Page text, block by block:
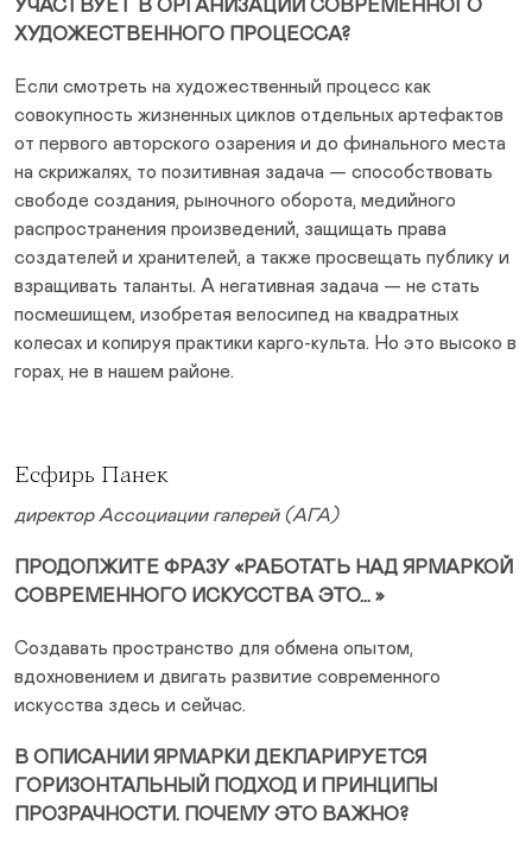
УЧАСТВУЕТ В ОРГАНИЗАЦИИ СОВРЕМЕННОГО
ХУДОЖЕСТВЕННОГО ПРОЦЕССА?
Если смотреть на художественный процесс как
совокупность жизненных циклов отдельных артефактов
от первого авторского озарения и до финального места
на скрижалях, то позитивная задача — способствовать
свободе создания, рыночного оборота, медийного
распространения произведений, защищать права
создателей и хранителей, а также просвещать публику и
взращивать таланты. А негативная задача — не стать
посмешищем, изобретая велосипед на квадратных
колесах и копируя практики карго-культа. Но это высоко в
горах, не в нашем районе.
Есфирь Панек
директор Ассоциации галерей (АГА)
ПРОДОЛЖИТЕ ФРАЗУ «РАБОТАТЬ НАД ЯРМАРКОЙ
СОВРЕМЕННОГО ИСКУССТВА ЭТО… »
Создавать пространство для обмена опытом,
вдохновением и двигать развитие современного
искусства здесь и сейчас.
В ОПИСАНИИ ЯРМАРКИ ДЕКЛАРИРУЕТСЯ
ГОРИЗОНТАЛЬНЫЙ ПОДХОД И ПРИНЦИПЫ
ПРОЗРАЧНОСТИ. ПОЧЕМУ ЭТО ВАЖНО?